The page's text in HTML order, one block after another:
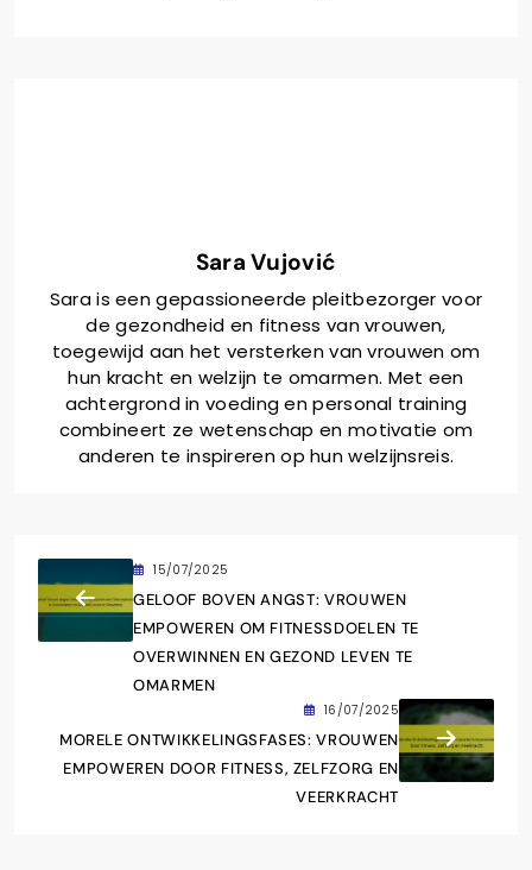
Sara Vujović
Sara is een gepassioneerde pleitbezorger voor
de gezondheid en fitness van vrouwen,
toegewijd aan het versterken van vrouwen om
hun kracht en welzijn te omarmen. Met een
achtergrond in voeding en personal training
combineert ze wetenschap en motivatie om
anderen te inspireren op hun welzijnsreis.
15/07/2025
GELOOF BOVEN ANGST: VROUWEN
EMPOWEREN OM FITNESSDOELEN TE
OVERWINNEN EN GEZOND LEVEN TE
OMARMEN
16/07/2025
MORELE ONTWIKKELINGSFASES: VROUWEN
EMPOWEREN DOOR FITNESS, ZELFZORG EN
VEERKRACHT